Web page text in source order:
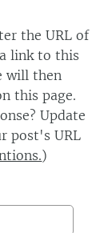
the URL of
link to this
will then
this page.
Update
post's URL
)